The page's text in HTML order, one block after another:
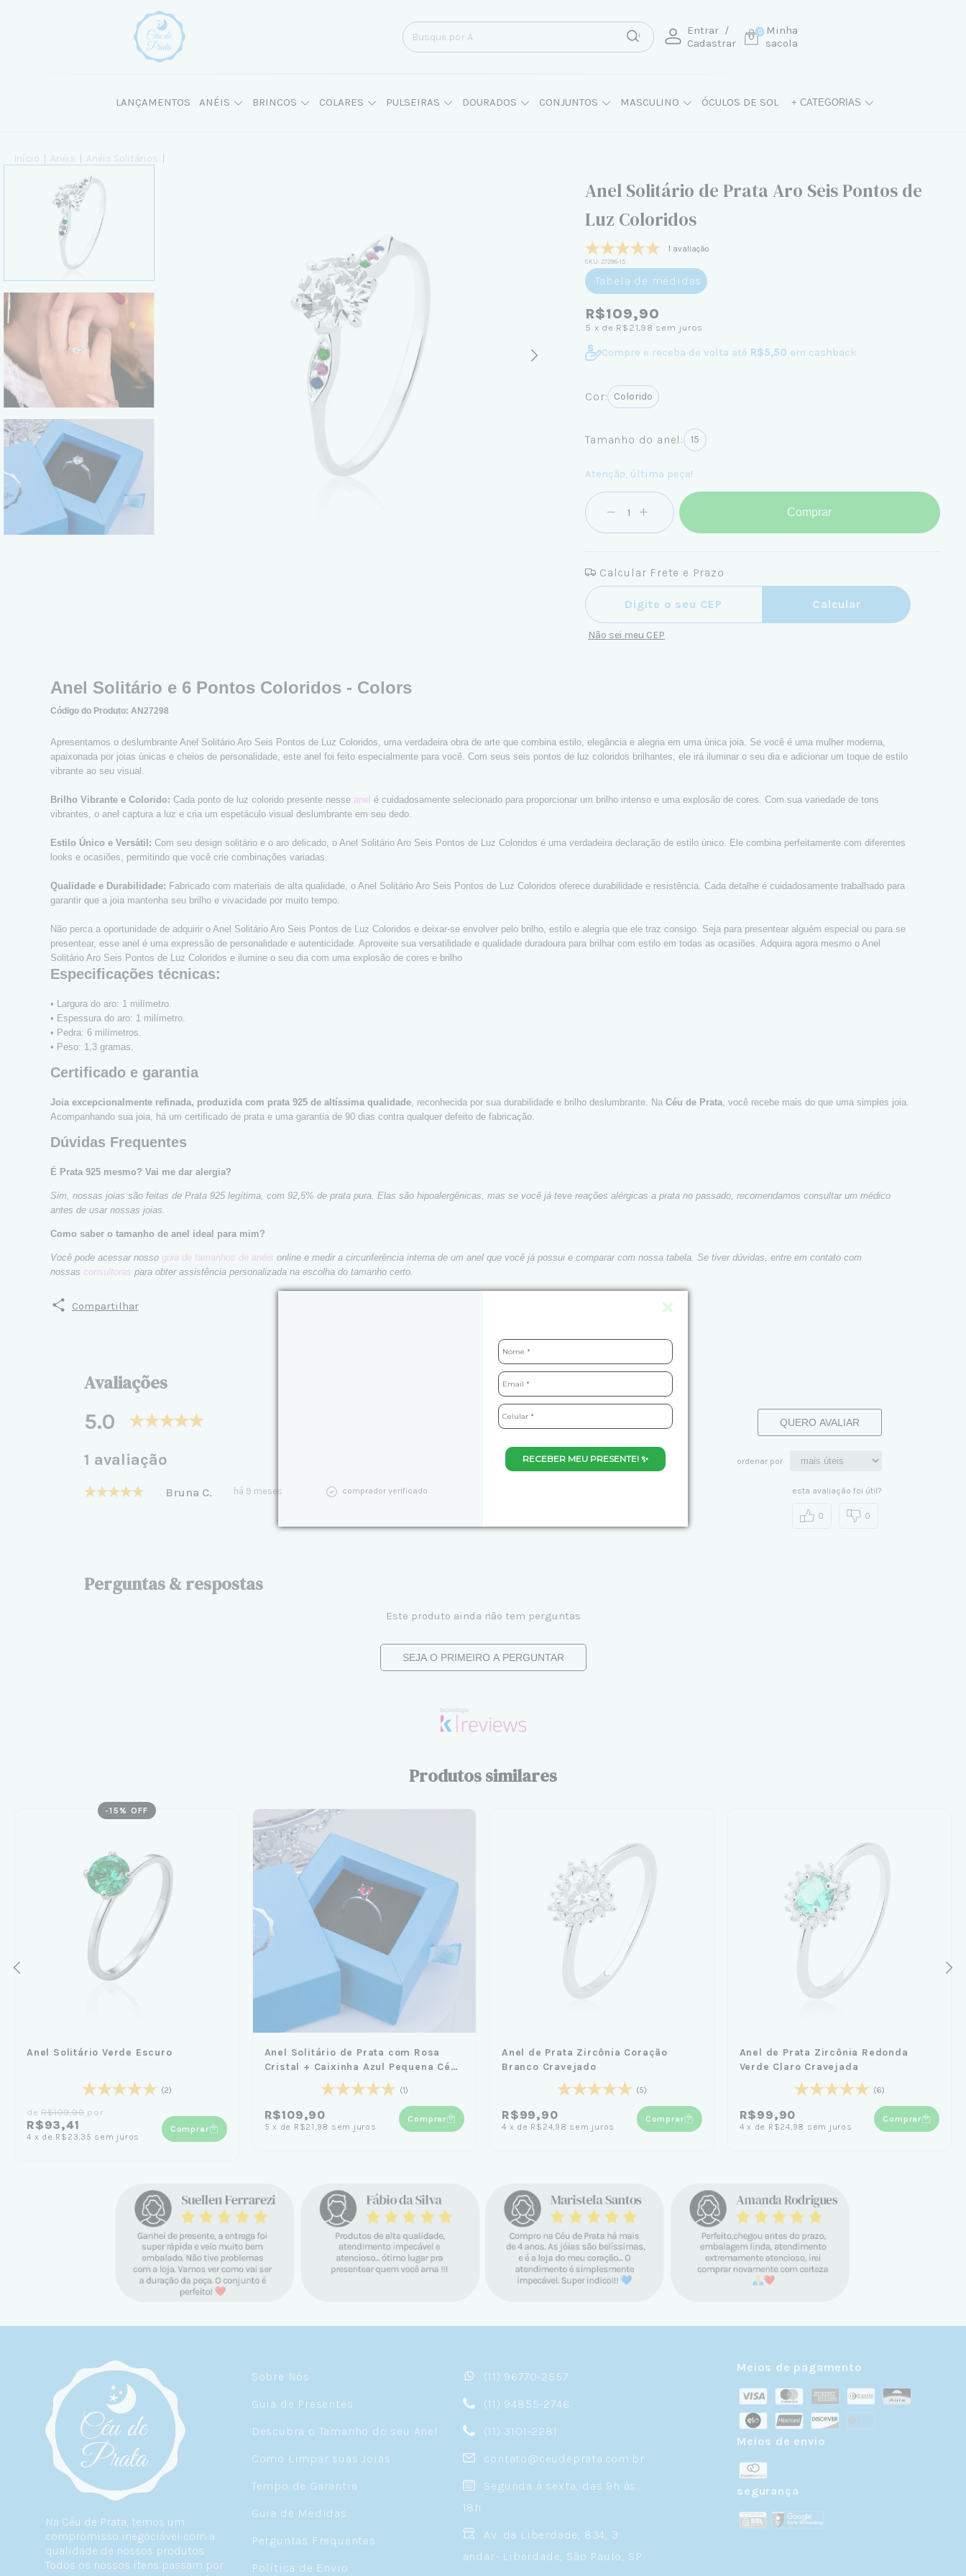
RECEBER MEU PRESENTE! ✨
Entrar /
Cadastrar
Minha
sacola
0
LANÇAMENTOS ANÉIS BRINCOS COLARES PULSEIRAS DOURADOS CONJUNTOS MASCULINO ÓCULOS DE SOL + CATEGORIAS
Início Anéis Anéis Solitários
Anel Solitário de Prata Aro Seis Pontos de
Luz Coloridos
1 avaliação
SKU: 27298-15
Tabela de medidas
R$109,90
5 x de R$21,98 sem juros
Compre e receba de volta até R$5,50 em cashback
Cor: Colorido
Tamanho do anel: 15
Atenção, última peça!
Comprar
Calcular Frete e Prazo
Entregas para o CEP:
Calcular
Não sei meu CEP
Anel Solitário e 6 Pontos Coloridos - Colors
Código do Produto: AN27298
Apresentamos o deslumbrante Anel Solitário Aro Seis Pontos de Luz Coloridos, uma verdadeira obra de arte que combina estilo, elegância e alegria em uma única joia. Se você é uma mulher moderna,
apaixonada por joias únicas e cheios de personalidade, este anel foi feito especialmente para você. Com seus seis pontos de luz coloridos brilhantes, ele irá iluminar o seu dia e adicionar um toque de estilo
vibrante ao seu visual.
Brilho Vibrante e Colorido: Cada ponto de luz colorido presente nesse anel é cuidadosamente selecionado para proporcionar um brilho intenso e uma explosão de cores. Com sua variedade de tons
vibrantes, o anel captura a luz e cria um espetáculo visual deslumbrante em seu dedo.
Estilo Único e Versátil: Com seu design solitário e o aro delicado, o Anel Solitário Aro Seis Pontos de Luz Coloridos é uma verdadeira declaração de estilo único. Ele combina perfeitamente com diferentes
looks e ocasiões, permitindo que você crie combinações variadas.
Qualidade e Durabilidade: Fabricado com materiais de alta qualidade, o Anel Solitário Aro Seis Pontos de Luz Coloridos oferece durabilidade e resistência. Cada detalhe é cuidadosamente trabalhado para
garantir que a joia mantenha seu brilho e vivacidade por muito tempo.
Não perca a oportunidade de adquirir o Anel Solitário Aro Seis Pontos de Luz Coloridos e deixar-se envolver pelo brilho, estilo e alegria que ele traz consigo. Seja para presentear alguém especial ou para se
presentear, esse anel é uma expressão de personalidade e autenticidade. Aproveite sua versatilidade e qualidade duradoura para brilhar com estilo em todas as ocasiões. Adquira agora mesmo o Anel
Solitário Aro Seis Pontos de Luz Coloridos e ilumine o seu dia com uma explosão de cores e brilho
Especificações técnicas:
• Largura do aro: 1 milímetro.
• Espessura do aro: 1 milímetro.
• Pedra: 6 milímetros.
• Peso: 1,3 gramas.
Certificado e garantia
Joia excepcionalmente refinada, produzida com prata 925 de altíssima qualidade , reconhecida por sua durabilidade e brilho deslumbrante. Na Céu de Prata , você recebe mais do que uma simples joia.
Acompanhando sua joia, há um certificado de prata e uma garantia de 90 dias contra qualquer defeito de fabricação.
Dúvidas Frequentes
É Prata 925 mesmo? Vai me dar alergia?
Sim, nossas joias são feitas de Prata 925 legítima, com 92,5% de prata pura. Elas são hipoalergênicas, mas se você já teve reações alérgicas a prata no passado, recomendamos consultar um médico
antes de usar nossas joias.
Como saber o tamanho de anel ideal para mim?
Você pode acessar nosso guia de tamanhos de anéis online e medir a circunferência interna de um anel que você já possui e comparar com nossa tabela. Se tiver dúvidas, entre em contato com
nossas consultoras para obter assistência personalizada na escolha do tamanho certo.
Compartilhar
Avaliações
5.0 QUERO AVALIAR
1 avaliação ordenar por
Bruna C. há 9 meses comprador verificado esta avaliação foi útil?
0 0
Perguntas & respostas
Este produto ainda não tem perguntas
SEJA O PRIMEIRO A PERGUNTAR
Produtos similares
-15 % OFF
Anel Solitário Verde Escuro
(2)
deR$109,90 por
R$93,41
4 x de R$23,35 sem juros
Comprar
Anel Solitário de Prata com Rosa
Cristal + Caixinha Azul Pequena Céu
(1)
R$109,90
5 x de R$21,98 sem juros
Comprar
Anel de Prata Zircônia Coração
Branco Cravejado
(5)
R$99,90
4 x de R$24,98 sem juros
Comprar
Anel de Prata Zircônia Redonda
Verde Claro Cravejada
(6)
R$99,90
4 x de R$24,98 sem juros
Comprar
Na Céu de Prata, temos um
compromisso inegociável com a
qualidade de nossos produtos.
Todos os nossos itens passam por
Sobre Nós
Guia de Presentes
Descubra o Tamanho do seu Anel
Como Limpar suas Joias
Tempo de Garantia
Guia de Medidas
Perguntas Frequentes
Política de Envio
(11) 96770-2557
(11) 94855-2746
(11) 3101-2281
contato@ceudeprata.com.br
Segunda à sexta, das 9h às
18h
Av. da Liberdade, 834, 3
andar- Liberdade, São Paulo, SP
Meios de pagamento
Meios de envio
segurança